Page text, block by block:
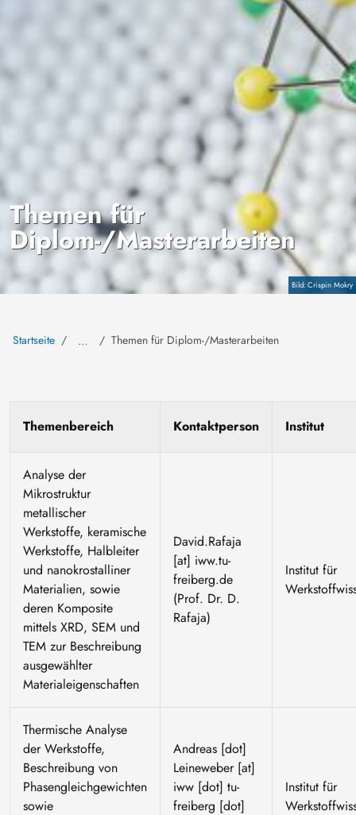
CopyrightCrispin Mokry
Themen für
Diplom-/Masterarbeiten
Startseite … Themen für Diplom-/Masterarbeiten
Themenbereich Kontaktperson Institut
Analyse der
Mikrostruktur
metallischer
Werkstoffe, keramische
Werkstoffe, Halbleiter
und nanokrostalliner
Materialien, sowie
deren Komposite
mittels XRD, SEM und
TEM zur Beschreibung
ausgewählter
Materialeigenschaften
David.Rafaja
[at] iww.tu-
freiberg.de
(Prof. Dr. D.
Rafaja)
Institut für
Thermische Analyse
der Werkstoffe,
Beschreibung von
Phasengleichgewichten
sowie
Andreas [dot]
Leineweber[at]
iww [dot] tu-
freiberg [dot]
Institut für